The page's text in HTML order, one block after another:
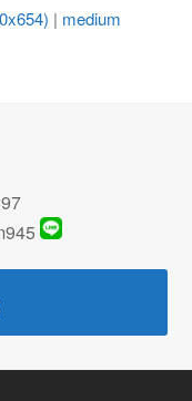
| medium